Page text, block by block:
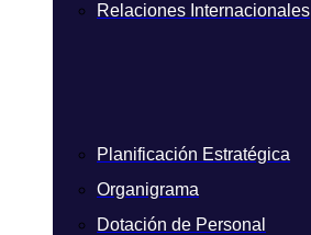
Relaciones Internacionales
Planificación Estratégica
Organigrama
Dotación de Personal